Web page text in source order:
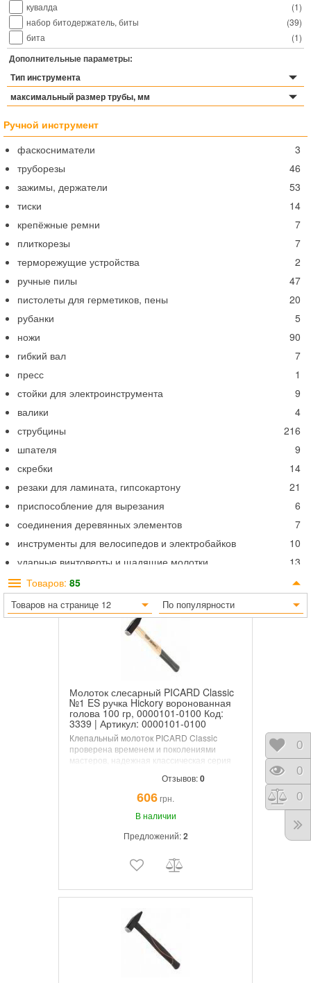
(1)
кувалда
(39)
набор битодержатель, биты
(1)
бита
Дополнительные параметры:
Тип инструмента
максимальный размер трубы, мм
Ручной инструмент
3
фаскосниматели
46
труборезы
53
зажимы, держатели
14
тиски
7
крепёжные ремни
7
плиткорезы
2
терморежущие устройства
47
ручные пилы
20
пистолеты для герметиков, пены
5
рубанки
90
ножи
7
гибкий вал
1
пресс
9
стойки для электроинструмента
4
валики
216
струбцины
9
шпателя
14
скребки
21
резаки для ламината, гипсокартону
6
приспособление для вырезания
7
соединения деревянных элементов
10
инструменты для велосипедов и электробайков
13
ударные винтоверты и щадящие молотки
85
молотки,топоры, колуны
7
потолочная опора
Товаров: 85
Товаров на странице 12 По популярности
Молоток слесарный PICARD Classic
№1 ES ручка Hickory воронованная
голова 100 гр, 0000101-0100 Код:
3339 | Артикул: 0000101-0100
Клепальный молоток PICARD Classic
проверена временем и поколениями
мастеров, надежная классическая серия
надежность. Высокая степень
безопасности в молотках с деревянными
Отзывов:0
606грн.
В наличии
Предложений:2
0
0
0